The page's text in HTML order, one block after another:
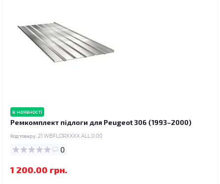
в наявності
Ремкомплект підлоги для Peugeot 306 (1993–2000)
Код товару: 21.WBFLORXXXX.ALL.0.00
0
1 200.00 грн.